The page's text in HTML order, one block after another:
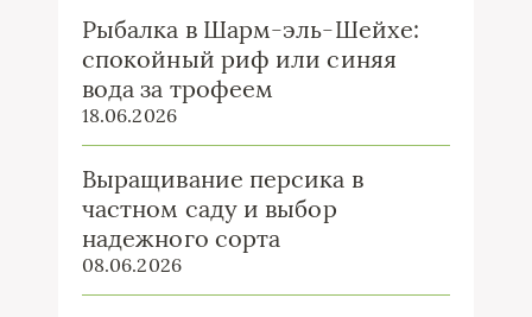
Рыбалка в Шарм-эль-Шейхе:
спокойный риф или синяя
вода за трофеем
18.06.2026
Выращивание персика в
частном саду и выбор
надежного сорта
08.06.2026